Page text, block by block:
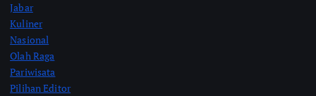
Jabar
Kuliner
Nasional
Olah Raga
Pariwisata
Pilihan Editor